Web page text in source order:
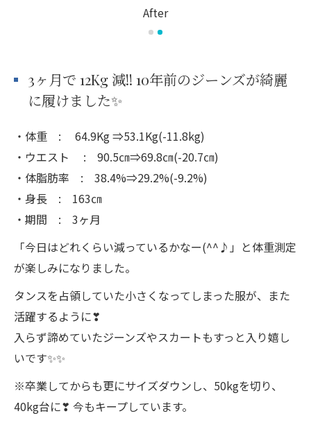
After
3ヶ月で 12Kg 減!! 10年前のジーンズが綺麗
に履けました✨
・体重 : 64.9Kg ⇒53.1Kg(-11.8kg)
・ウエスト : 90.5㎝⇒69.8㎝(-20.7㎝)
・体脂肪率 : 38.4%⇒29.2%(-9.2%)
・身長 : 163㎝
・期間 : 3ヶ月
「今日はどれくらい減っているかなー(^^♪」と体重測定
が楽しみになりました。
タンスを占領していた小さくなってしまった服が、また
活躍するように❣
入らず諦めていたジーンズやスカートもすっと入り嬉し
いです✨✨
※卒業してからも更にサイズダウンし、50kgを切り、
40kg台に❣ 今もキープしています。